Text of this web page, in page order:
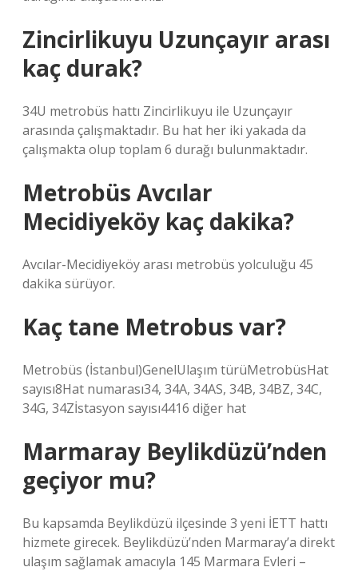
Zincirlikuyu Uzunçayır arası
kaç durak?
34U metrobüs hattı Zincirlikuyu ile Uzunçayır
arasında çalışmaktadır. Bu hat her iki yakada da
çalışmakta olup toplam 6 durağı bulunmaktadır.
Metrobüs Avcılar
Mecidiyeköy kaç dakika?
Avcılar-Mecidiyeköy arası metrobüs yolculuğu 45
dakika sürüyor.
Kaç tane Metrobus var?
Metrobüs (İstanbul)GenelUlaşım türüMetrobüsHat
sayısı8Hat numarası34, 34A, 34AS, 34B, 34BZ, 34C,
34G, 34Zİstasyon sayısı4416 diğer hat
Marmaray Beylikdüzü’nden
geçiyor mu?
Bu kapsamda Beylikdüzü ilçesinde 3 yeni İETT hattı
hizmete girecek. Beylikdüzü’nden Marmaray’a direkt
ulaşım sağlamak amacıyla 145 Marmara Evleri –